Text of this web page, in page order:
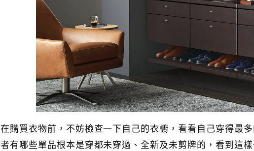
在購買衣物前，不妨檢查一下自己的衣櫥，看看自己穿得最
者有哪些單品根本是穿都未穿過、全新及未剪牌的，看到這